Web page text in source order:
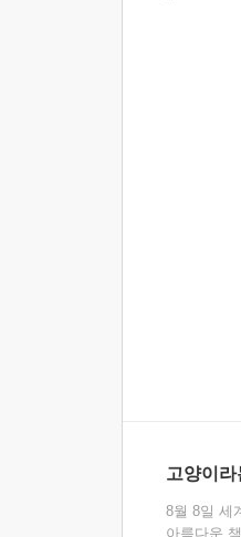
고양이라
8월 8일 세
아름다운